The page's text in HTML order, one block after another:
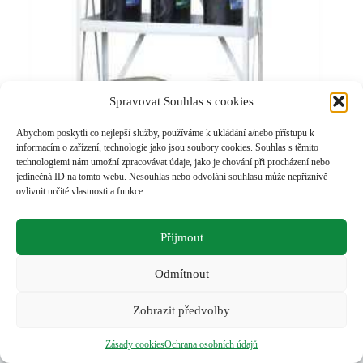
Spravovat Souhlas s cookies
Abychom poskytli co nejlepší služby, používáme k ukládání a/nebo přístupu k
informacím o zařízení, technologie jako jsou soubory cookies. Souhlas s těmito
technologiemi nám umožní zpracovávat údaje, jako je chování při procházení nebo
jedinečná ID na tomto webu. Nesouhlas nebo odvolání souhlasu může nepříznivě
ovlivnit určité vlastnosti a funkce.
Příjmout
Odmítnout
Zobrazit předvolby
Zásady cookiesOchrana osobních údajů
Lehký regál na oleje O 15
Regály na oleje,Olejové a odpadové
Pro více informací klikněte zde
🚀 Powered byNESTANDARD🦅cz